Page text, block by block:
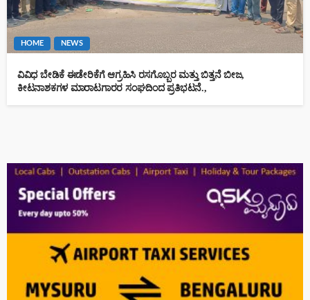
HOME NEWS
ವಿವಿಧ ಬೇಡಿಕೆ ಈಡೇರಿಕೆಗೆ ಆಗ್ರಹಿಸಿ ರಸಗೊಬ್ಬರ ಮತ್ತು ಬಿತ್ತನೆ ಬೀಜ,
ಕೀಟನಾಶಕಗಳ ಮಾರಾಟಗಾರರ ಸಂಘದಿಂದ ಪ್ರತಿಭಟನೆ.,